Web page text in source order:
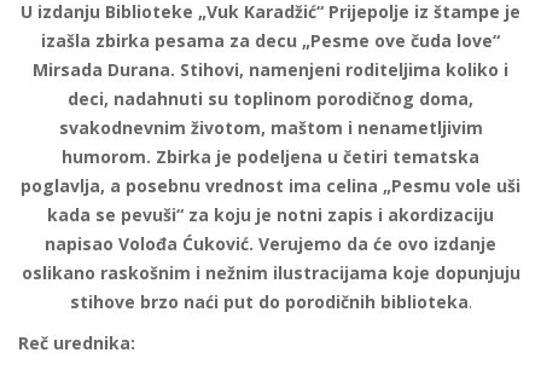
U izdanju Biblioteke „Vuk Karadžić“ Prijepolјe iz štampe je
izašla zbirka pesama za decu „Pesme ove čuda love“
Mirsada Durana. Stihovi, namenjeni roditelјima koliko i
deci, nadahnuti su toplinom porodičnog doma,
svakodnevnim životom, maštom i nenametlјivim
humorom. Zbirka je podelјena u četiri tematska
poglavlјa, a posebnu vrednost ima celina „Pesmu vole uši
kada se pevuši“ za koju je notni zapis i akordizaciju
napisao Volođa Ćuković. Verujemo da će ovo izdanje
oslikano raskošnim i nežnim ilustracijama koje dopunjuju
stihove brzo naći put do porodičnih biblioteka.
Reč urednika: